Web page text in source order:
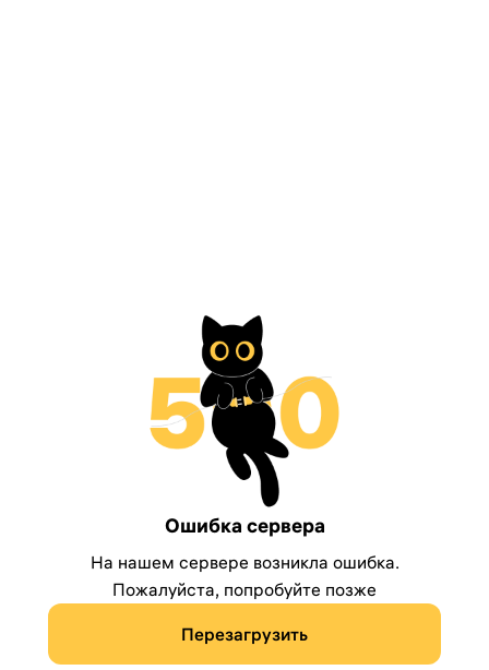
Ошибка сервера
На нашем сервере возникла ошибка.
Пожалуйста, попробуйте позже
Перезагрузить